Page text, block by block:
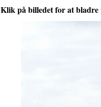
Klik på billedet for at bladre